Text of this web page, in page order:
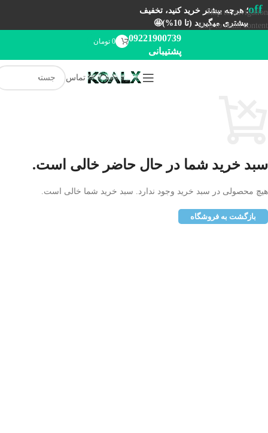
Skip to navigation
Skip to main content
off؛ هرچه بیشتر خرید کنید، تخفیف
بیشتری میگیرید (تا 10%)🤩
09221900739
پشتیبانی
0 تومان
تماس
سبد خرید شما در حال حاضر خالی است.
هیچ محصولی در سبد خرید وجود ندارد. سبد خرید شما خالی است.
بازگشت به فروشگاه